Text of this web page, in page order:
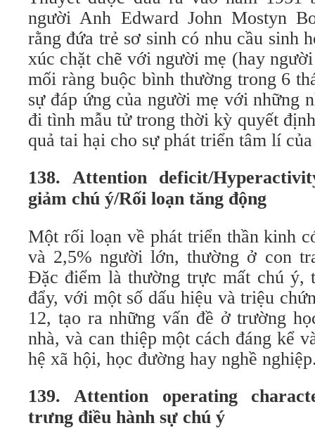
người Anh Edward John Mostyn
rằng đứa trẻ sơ sinh có nhu cầu sinh
xúc chặt chẽ với người mẹ (hay
mối ràng buộc bình thường trong 6
sự đáp ứng của người mẹ với những
đi tình mẫu tử trong thời kỳ quyết
quả tai hại cho sự phát triển tâm lí
138. Attention deficit/
giảm chú ý/Rối loạn tăng động
Một rối loạn về phát triển thần kinh
và 2,5% người lớn, thường ở con
Đặc điểm là thường trực mất chú ý,
đẩy, với một số dấu hiệu và triệu
12, tạo ra những vấn đề ở trường
nhà, và can thiệp một cách đáng kể
hệ xã hội, học đường hay nghề
139. Attention operating
trưng điều hành sự chú ý